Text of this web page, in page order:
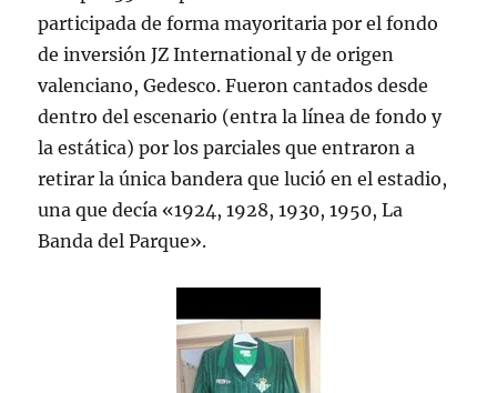
participada de forma mayoritaria por el fondo
de inversión JZ International y de origen
valenciano, Gedesco. Fueron cantados desde
dentro del escenario (entra la línea de fondo y
la estática) por los parciales que entraron a
retirar la única bandera que lució en el estadio,
una que decía «1924, 1928, 1930, 1950, La
Banda del Parque».